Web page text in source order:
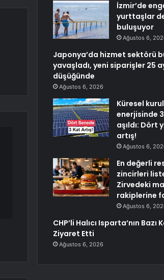
İzmir’de
yurttaşlar
buluşuyor
Ağustos 6,
Japonya’da hizmet sektörü
yavaşladı, yeni siparişler 25
düşüğünde
Ağustos 6, 2026
Küresel
enerjisinde
aşıldı: Dört
artış!
Ağustos 6,
En değerli
zincirleri
Zirvedeki
rakiplerine
Ağustos 6,
CHP’li Halıcı Isparta’nın Bazı
Ziyaret Etti
Ağustos 6, 2026